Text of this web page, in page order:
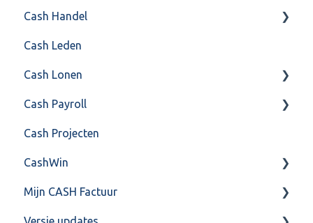
Factureren
Instellingen
Algemeen
Formulierlayout
Cash Handel
Inkoop
Verkoop
Voorraad
Overig
VoorraadService & Onderhoud
Cash Leden
Cash Lonen
Algemeen
Inrichting
Jaarafsluiting
Salarisberekening
Cash Payroll
Aangifte
Algemeen
Basis Training
Cash Projecten
CashWin
Overig
Mijn CASH Factuur